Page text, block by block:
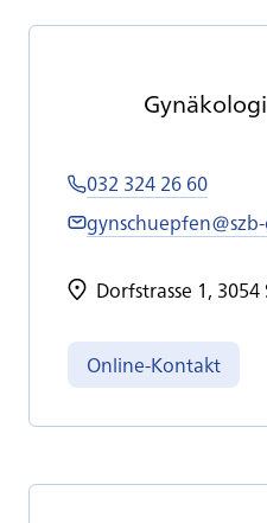
032 324 26 60
Dorfstrasse 1,
Online-Kontakt